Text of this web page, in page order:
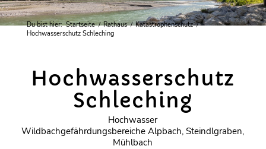
Du bist hier: Startseite / Rathaus / Katastrophenschutz /
Hochwasserschutz Schleching
Hochwasserschutz
Schleching
Hochwasser
Wildbachgefährdungsbereiche Alpbach, Steindlgraben,
Mühlbach